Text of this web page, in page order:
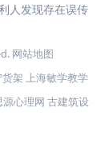
人发现存在误传
网站地图
架 上海敏学教学
源心理网 古建筑设